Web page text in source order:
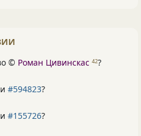
© Роман Цивинскас 42?
#594823?
#155726?